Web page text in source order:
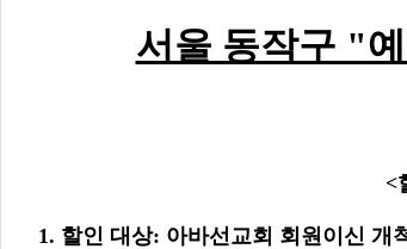
서울 동작구 "
<
1. 할인 대상: 아바선교회 회원이신 개